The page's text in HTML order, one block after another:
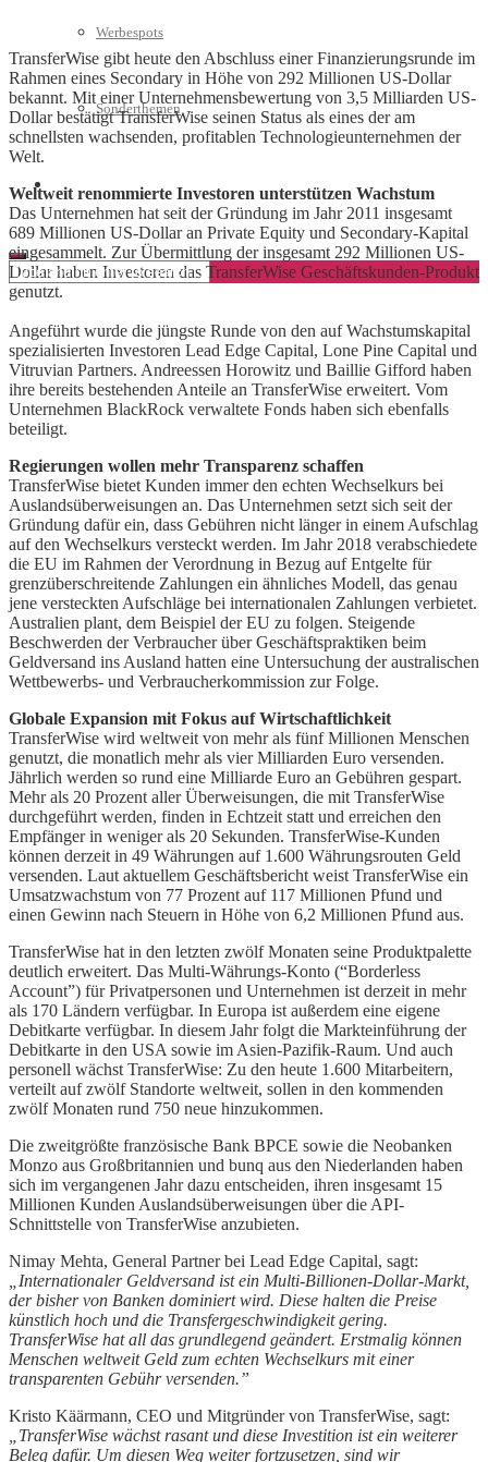
Werbespots
Sonderthemen
Geschäftskonto eröffnen
TransferWise gibt heute den Abschluss einer Finanzierungsrunde im
Rahmen eines Secondary in Höhe von 292 Millionen US-Dollar
bekannt. Mit einer Unternehmensbewertung von 3,5 Milliarden US-
Dollar bestätigt TransferWise seinen Status als eines der am
schnellsten wachsenden, profitablen Technologieunternehmen der
Welt.
Weltweit renommierte Investoren unterstützen Wachstum
Das Unternehmen hat seit der Gründung im Jahr 2011 insgesamt
689 Millionen US-Dollar an Private Equity und Secondary-Kapital
eingesammelt. Zur Übermittlung der insgesamt 292 Millionen US-
Dollar haben Investoren das TransferWise Geschäftskunden-Produkt
genutzt.
Angeführt wurde die jüngste Runde von den auf Wachstumskapital
spezialisierten Investoren Lead Edge Capital, Lone Pine Capital und
Vitruvian Partners. Andreessen Horowitz und Baillie Gifford haben
ihre bereits bestehenden Anteile an TransferWise erweitert. Vom
Unternehmen BlackRock verwaltete Fonds haben sich ebenfalls
beteiligt.
Regierungen wollen mehr Transparenz schaffen
TransferWise bietet Kunden immer den echten Wechselkurs bei
Auslandsüberweisungen an. Das Unternehmen setzt sich seit der
Gründung dafür ein, dass Gebühren nicht länger in einem Aufschlag
auf den Wechselkurs versteckt werden. Im Jahr 2018 verabschiedete
die EU im Rahmen der Verordnung in Bezug auf Entgelte für
grenzüberschreitende Zahlungen ein ähnliches Modell, das genau
jene versteckten Aufschläge bei internationalen Zahlungen verbietet.
Australien plant, dem Beispiel der EU zu folgen. Steigende
Beschwerden der Verbraucher über Geschäftspraktiken beim
Geldversand ins Ausland hatten eine Untersuchung der australischen
Wettbewerbs- und Verbraucherkommission zur Folge.
Globale Expansion mit Fokus auf Wirtschaftlichkeit
TransferWise wird weltweit von mehr als fünf Millionen Menschen
genutzt, die monatlich mehr als vier Milliarden Euro versenden.
Jährlich werden so rund eine Milliarde Euro an Gebühren gespart.
Mehr als 20 Prozent aller Überweisungen, die mit TransferWise
durchgeführt werden, finden in Echtzeit statt und erreichen den
Empfänger in weniger als 20 Sekunden. TransferWise-Kunden
können derzeit in 49 Währungen auf 1.600 Währungsrouten Geld
versenden. Laut aktuellem Geschäftsbericht weist TransferWise ein
Umsatzwachstum von 77 Prozent auf 117 Millionen Pfund und
einen Gewinn nach Steuern in Höhe von 6,2 Millionen Pfund aus.
TransferWise hat in den letzten zwölf Monaten seine Produktpalette
deutlich erweitert. Das Multi-Währungs-Konto (“Borderless
Account”) für Privatpersonen und Unternehmen ist derzeit in mehr
als 170 Ländern verfügbar. In Europa ist außerdem eine eigene
Debitkarte verfügbar. In diesem Jahr folgt die Markteinführung der
Debitkarte in den USA sowie im Asien-Pazifik-Raum. Und auch
personell wächst TransferWise: Zu den heute 1.600 Mitarbeitern,
verteilt auf zwölf Standorte weltweit, sollen in den kommenden
zwölf Monaten rund 750 neue hinzukommen.
Die zweitgrößte französische Bank BPCE sowie die Neobanken
Monzo aus Großbritannien und bunq aus den Niederlanden haben
sich im vergangenen Jahr dazu entscheiden, ihren insgesamt 15
Millionen Kunden Auslandsüberweisungen über die API-
Schnittstelle von TransferWise anzubieten.
Nimay Mehta, General Partner bei Lead Edge Capital, sagt:
„Internationaler Geldversand ist ein Multi-Billionen-Dollar-Markt,
der bisher von Banken dominiert wird. Diese halten die Preise
künstlich hoch und die Transfergeschwindigkeit gering.
TransferWise hat all das grundlegend geändert. Erstmalig können
Menschen weltweit Geld zum echten Wechselkurs mit einer
transparenten Gebühr versenden.”
Kristo Käärmann, CEO und Mitgründer von TransferWise, sagt:
„TransferWise wächst rasant und diese Investition ist ein weiterer
Beleg dafür. Um diesen Weg weiter fortzusetzen, sind wir